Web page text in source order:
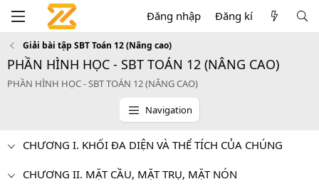
Đăng nhập Đăng kí
Giải bài tập SBT Toán 12 (Nâng cao)
PHẦN HÌNH HỌC - SBT TOÁN 12 (NÂNG CAO)
PHẦN HÌNH HỌC - SBT TOÁN 12 (NÂNG CAO)
Navigation
CHƯƠNG I. KHỐI ĐA DIỆN VÀ THỂ TÍCH CỦA CHÚNG
CHƯƠNG II. MẶT CẦU, MẶT TRỤ, MẶT NÓN